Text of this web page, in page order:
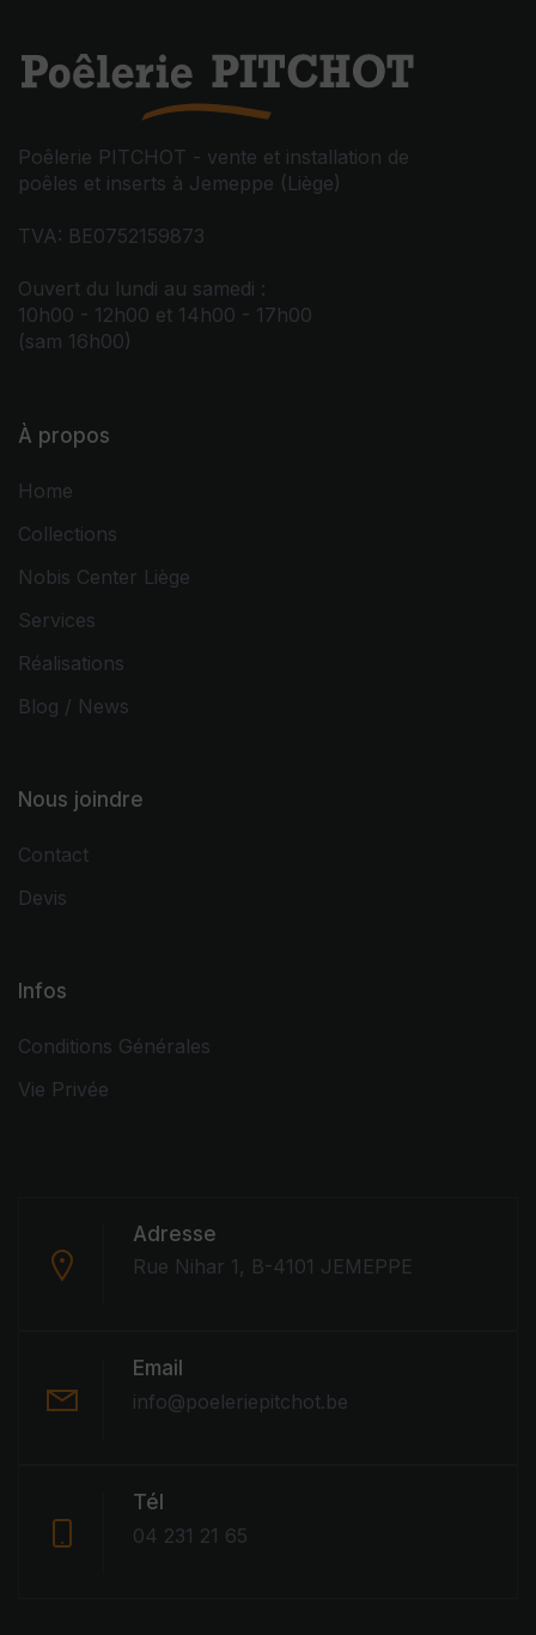
Poêlerie PITCHOT - vente et installation de
poêles et inserts à Jemeppe (Liège)
TVA: BE0752159873
Ouvert du lundi au samedi :
10h00 - 12h00 et 14h00 - 17h00
(sam 16h00)
À propos
Home
Collections
Nobis Center Liège
Services
Réalisations
Blog / News
Nous joindre
Contact
Devis
Infos
Conditions Générales
Vie Privée
Adresse
Rue Nihar 1, B-4101 JEMEPPE
Email
info@poeleriepitchot.be
Tél
04 231 21 65